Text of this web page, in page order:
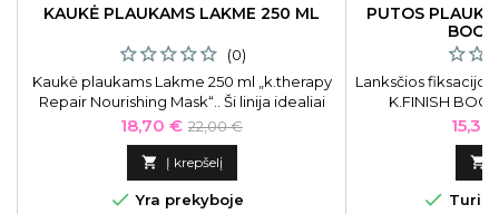
KAUKĖ PLAUKAMS LAKME 250 ML
(0)
Kaukė plaukams Lakme 250 ml „k.therapy
Repair Nourishing Mask“.. Ši linija idealiai
tinka itin sausiems plaukams. Kaukė saugo
plaukus, suteikia jiems žvilgesio.
Kaina
18,70 € Bazinė
kaina
22,00 €
 Į krepšelį
 Yra prekyboje
PUTOS
Lanksčios
K.FINISH
Kaina

